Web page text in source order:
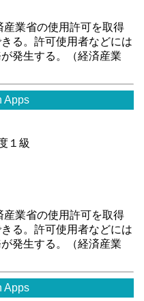
業省の使用許可を取得
る。許可使用者などには
発生する。（経済産業
Apps
１級
業省の使用許可を取得
る。許可使用者などには
発生する。（経済産業
Apps